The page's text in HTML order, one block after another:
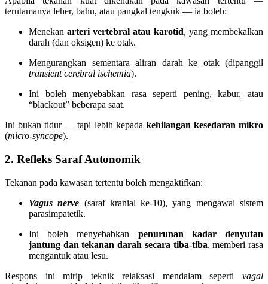
terutamanya leher, bahu, atau pangkal tengkuk — ia boleh:
Menekan arteri vertebral atau karotid, yang membekalkan
darah (dan oksigen) ke otak.
Mengurangkan sementara aliran darah ke otak (dipanggil
transient cerebral ischemia).
Ini boleh menyebabkan rasa seperti pening, kabur, atau
“blackout” beberapa saat.
Ini bukan tidur — tapi lebih kepada kehilangan kesedaran mikro
(micro-syncope).
2. Refleks Saraf Autonomik
Tekanan pada kawasan tertentu boleh mengaktifkan:
Vagus nerve (saraf kranial ke-10), yang mengawal sistem
parasimpatetik.
Ini boleh menyebabkan penurunan kadar denyutan
jantung dan tekanan darah secara tiba-tiba, memberi rasa
mengantuk atau lesu.
Respons ini mirip teknik relaksasi mendalam seperti vagal